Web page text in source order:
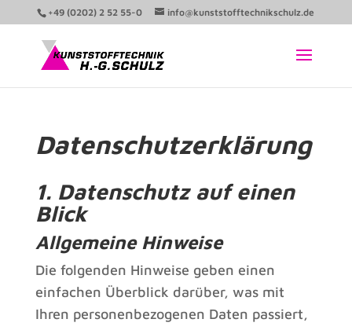
+49 (0202) 2 52 55-0 info@kunststofftechnikschulz.de
Datenschutzerklärung
1. Datenschutz auf einen
Blick
Allgemeine Hinweise
Die folgenden Hinweise geben einen
einfachen Überblick darüber, was mit
Ihren personenbezogenen Daten passiert,